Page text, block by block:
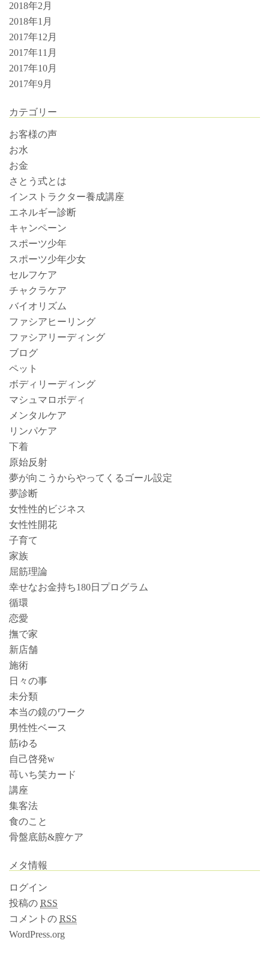
2018年2月
2018年1月
2017年12月
2017年11月
2017年10月
2017年9月
カテゴリー
お客様の声
お水
お金
さとう式とは
インストラクター養成講座
エネルギー診断
キャンペーン
スポーツ少年
スポーツ少年少女
セルフケア
チャクラケア
バイオリズム
ファシアヒーリング
ファシアリーディング
ブログ
ペット
ボディリーディング
マシュマロボディ
メンタルケア
リンパケア
下着
原始反射
夢が向こうからやってくるゴール設定
夢診断
女性性的ビジネス
女性性開花
子育て
家族
屈筋理論
幸せなお金持ち180日プログラム
循環
恋愛
撫で家
新店舗
施術
日々の事
未分類
本当の鏡のワーク
男性性ベース
筋ゆる
自己啓発w
苺いち笑カード
講座
集客法
食のこと
骨盤底筋&膣ケア
メタ情報
ログイン
投稿の RSS
コメントの RSS
WordPress.org